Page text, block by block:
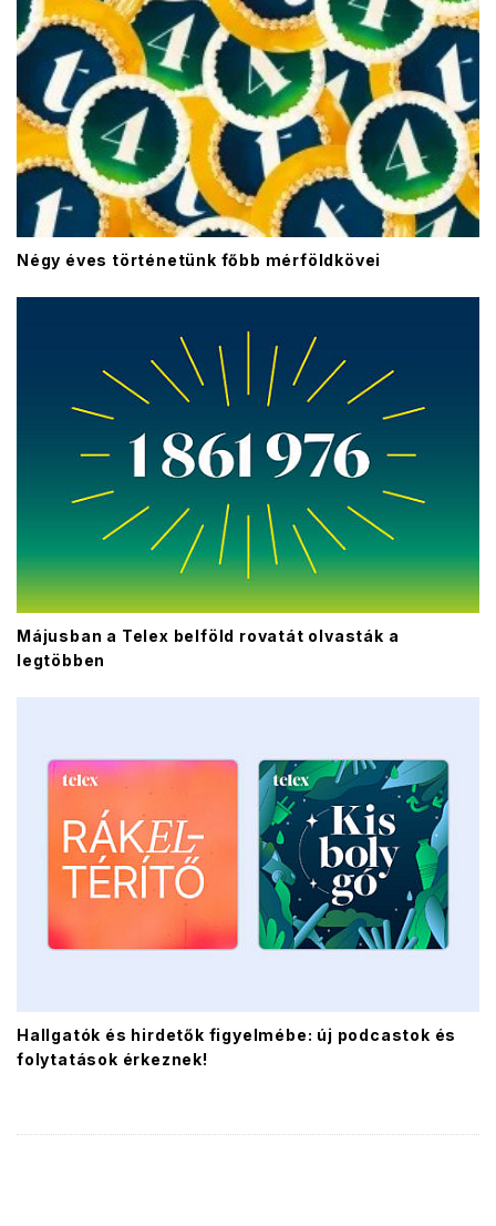
Négy éves történetünk főbb mérföldkövei
Májusban a Telex belföld rovatát olvasták a
legtöbben
Hallgatók és hirdetők figyelmébe: új podcastok és
folytatások érkeznek!